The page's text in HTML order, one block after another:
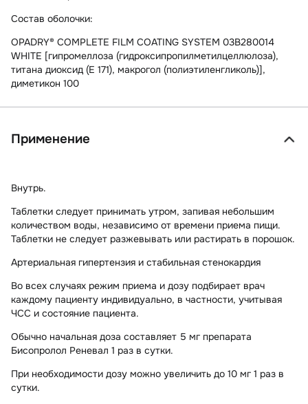
Состав оболочки:
OPADRY® COMPLETE FILM COATING SYSTEM 03В280014
WHITE [гипромеллоза (гидроксипропилметилцеллюлоза),
титана диоксид (Е 171), макрогол (полиэтиленгликоль)],
диметикон 100
Применение
Внутрь.
Таблетки следует принимать утром, запивая небольшим
количеством воды, независимо от времени приема пищи.
Таблетки не следует разжевывать или растирать в порошок.
Артериальная гипертензия и стабильная стенокардия
Во всех случаях режим приема и дозу подбирает врач
каждому пациенту индивидуально, в частности, учитывая
ЧСС и состояние пациента.
Обычно начальная доза составляет 5 мг препарата
Бисопролол Реневал 1 раз в сутки.
При необходимости дозу можно увеличить до 10 мг 1 раз в
сутки.